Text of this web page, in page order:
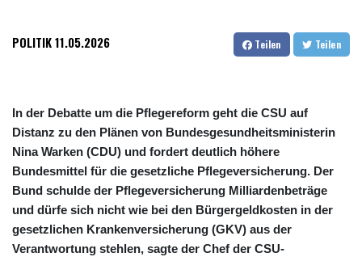
POLITIK11.05.2026 Teilen Teilen
In der Debatte um die Pflegereform geht die CSU auf
Distanz zu den Plänen von Bundesgesundheitsministerin
Nina Warken (CDU) und fordert deutlich höhere
Bundesmittel für die gesetzliche Pflegeversicherung. Der
Bund schulde der Pflegeversicherung Milliardenbeträge
und dürfe sich nicht wie bei den Bürgergeldkosten in der
gesetzlichen Krankenversicherung (GKV) aus der
Verantwortung stehlen, sagte der Chef der CSU-